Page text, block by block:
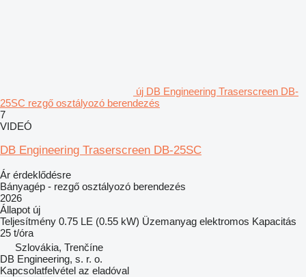
új DB Engineering Traserscreen DB-
25SC rezgő osztályozó berendezés
7
VIDEÓ
DB Engineering Traserscreen DB-25SC
Ár érdeklődésre
Bányagép - rezgő osztályozó berendezés
2026
Állapot új
Teljesítmény 0.75 LE (0.55 kW) Üzemanyag elektromos Kapacitás
25 t/óra
Szlovákia, Trenčíne
DB Engineering, s. r. o.
Kapcsolatfelvétel az eladóval